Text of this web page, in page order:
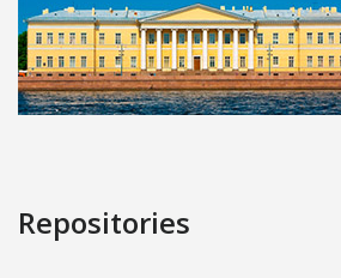
Repositories